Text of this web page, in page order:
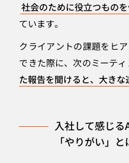
社会のために役立つもの
ています。
クライアントの課題をヒ
できた際に、次のミーテ
た報告を聞けると、大きな
入社して感じる
「やりがい」